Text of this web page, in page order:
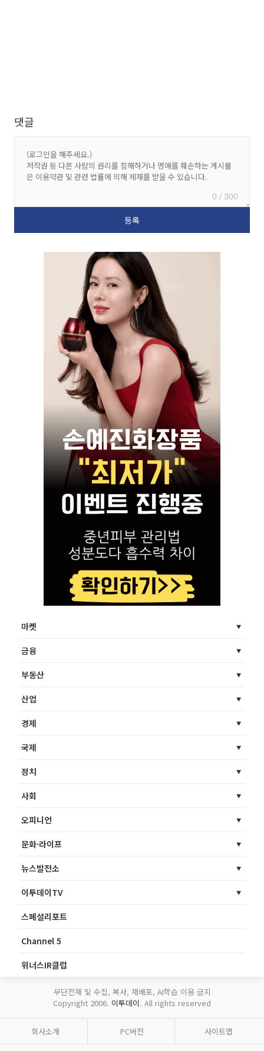
댓글
0 / 300
마켓
금융
부동산
산업
경제
국제
정치
사회
오피니언
문화·라이프
뉴스발전소
이투데이TV
스페셜리포트
Channel 5
위너스IR클럽
무단전재 및 수집, 복사, 재배포, AI학습 이용 금지
Copyright 2006. 이투데이. All rights reserved
회사소개 PC버전 사이트맵